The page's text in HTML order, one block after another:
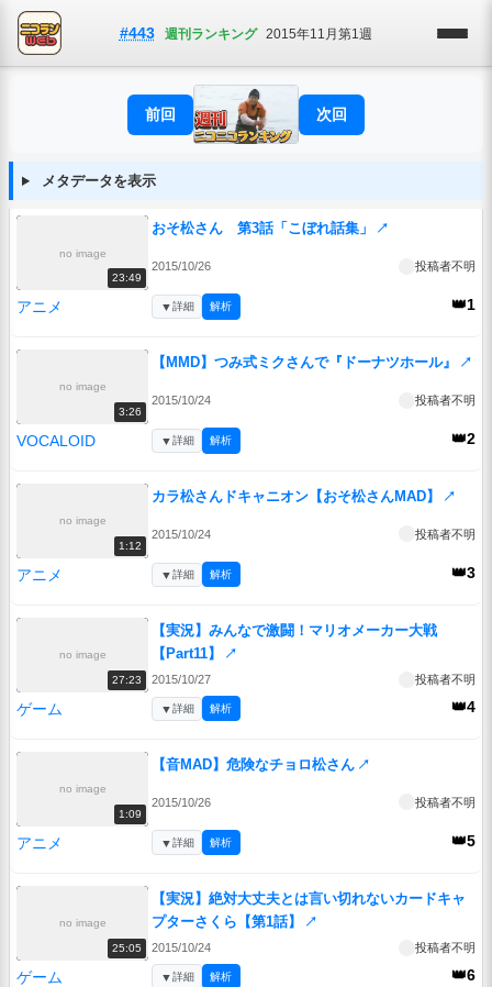
#443 週刊ランキング 2015年11月第1週
前回 次回
メタデータを表示
no image
23:49
おそ松さん 第3話「こぼれ話集」 ↗
2015/10/26 投稿者不明
アニメ 👑1
▼詳細 解析
no image
3:26
【MMD】つみ式ミクさんで『ドーナツホール』 ↗
2015/10/24 投稿者不明
VOCALOID 👑2
▼詳細 解析
no image
1:12
カラ松さんドキャニオン【おそ松さんMAD】 ↗
2015/10/24 投稿者不明
アニメ 👑3
▼詳細 解析
no image
27:23
【実況】みんなで激闘！マリオメーカー大戦
【Part11】
↗
2015/10/27 投稿者不明
ゲーム 👑4
▼詳細 解析
no image
1:09
【音MAD】危険なチョロ松さん ↗
2015/10/26 投稿者不明
アニメ 👑5
▼詳細 解析
no image
25:05
【実況】絶対大丈夫とは言い切れないカードキャ
プターさくら【第1話】
↗
2015/10/24 投稿者不明
ゲーム 👑6
▼詳細 解析